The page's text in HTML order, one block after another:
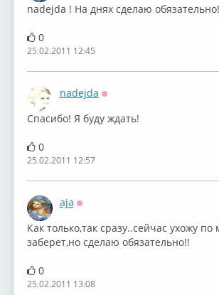
nadejda ! На днях сделаю
0
25.02.2011 12:45
nadejda
Спасибо! Я буду ждать!
0
25.02.2011 12:57
aja
Как только,так сразу..сейчас ухожу
заберет,но сделаю обязательно!!
0
25.02.2011 13:08